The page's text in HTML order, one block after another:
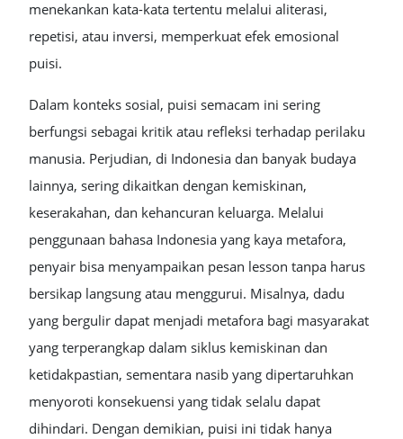
menekankan kata-kata tertentu melalui aliterasi,
repetisi, atau inversi, memperkuat efek emosional
puisi.
Dalam konteks sosial, puisi semacam ini sering
berfungsi sebagai kritik atau refleksi terhadap perilaku
manusia. Perjudian, di Indonesia dan banyak budaya
lainnya, sering dikaitkan dengan kemiskinan,
keserakahan, dan kehancuran keluarga. Melalui
penggunaan bahasa Indonesia yang kaya metafora,
penyair bisa menyampaikan pesan lesson tanpa harus
bersikap langsung atau menggurui. Misalnya, dadu
yang bergulir dapat menjadi metafora bagi masyarakat
yang terperangkap dalam siklus kemiskinan dan
ketidakpastian, sementara nasib yang dipertaruhkan
menyoroti konsekuensi yang tidak selalu dapat
dihindari. Dengan demikian, puisi ini tidak hanya